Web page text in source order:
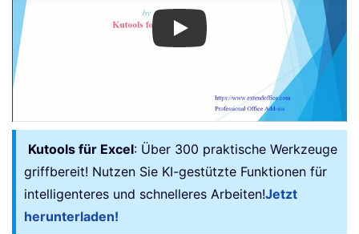
Play
Kutools für Excel: Über 300 praktische Werkzeuge
griffbereit! Nutzen Sie KI-gestützte Funktionen für
intelligenteres und schnelleres Arbeiten!Jetzt
herunterladen!